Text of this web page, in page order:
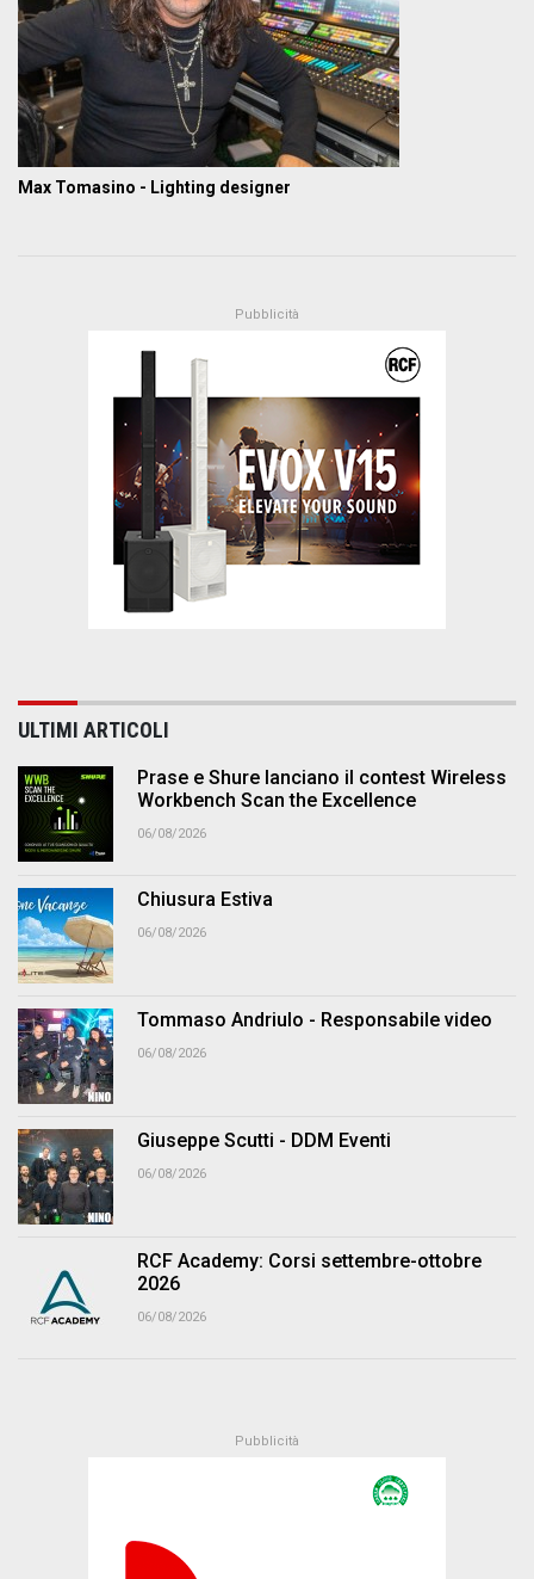
Max Tomasino - Lighting designer
ULTIMI ARTICOLI
Prase e Shure lanciano il contest Wireless
Workbench Scan the Excellence
06/08/2026
Chiusura Estiva
06/08/2026
Tommaso Andriulo - Responsabile video
06/08/2026
Giuseppe Scutti - DDM Eventi
06/08/2026
RCF Academy: Corsi settembre-ottobre
2026
06/08/2026